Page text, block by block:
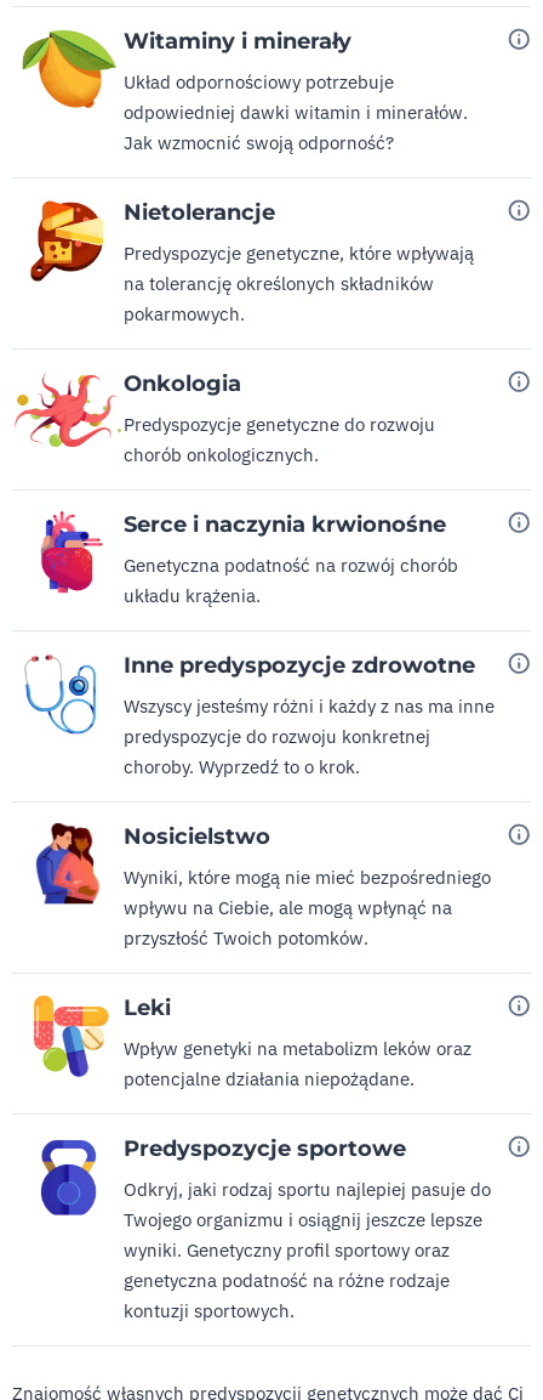
Witaminy i minerały
Układ odpornościowy potrzebuje
odpowiedniej dawki witamin i minerałów.
Jak wzmocnić swoją odporność?
Nietolerancje
Predyspozycje genetyczne, które wpływają
na tolerancję określonych składników
pokarmowych.
Onkologia
Predyspozycje genetyczne do rozwoju
chorób onkologicznych.
Serce i naczynia krwionośne
Genetyczna podatność na rozwój chorób
układu krążenia.
Inne predyspozycje zdrowotne
Wszyscy jesteśmy różni i każdy z nas ma inne
predyspozycje do rozwoju konkretnej
choroby. Wyprzedź to o krok.
Nosicielstwo
Wyniki, które mogą nie mieć bezpośredniego
wpływu na Ciebie, ale mogą wpłynąć na
przyszłość Twoich potomków.
Leki
Wpływ genetyki na metabolizm leków oraz
potencjalne działania niepożądane.
Predyspozycje sportowe
Odkryj, jaki rodzaj sportu najlepiej pasuje do
Twojego organizmu i osiągnij jeszcze lepsze
wyniki. Genetyczny profil sportowy oraz
genetyczna podatność na różne rodzaje
kontuzji sportowych.
Znajomość własnych predyspozycji genetycznych może dać Ci